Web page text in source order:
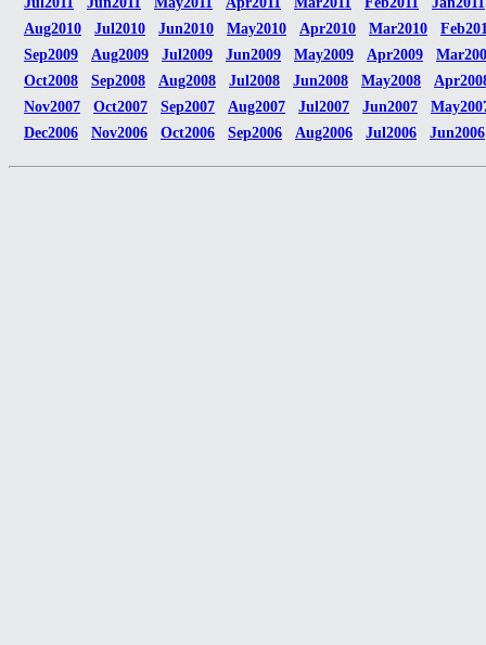
Aug2010
Jul2010 Jun2010 May2010 Apr2010 Mar2010
Sep2009
Aug2009 Jul2009 Jun2009 May2009 Apr2009
Oct2008
Sep2008 Aug2008 Jul2008 Jun2008 May2008
Nov2007
Oct2007 Sep2007 Aug2007 Jul2007 Jun2007
Dec2006
Nov2006 Oct2006 Sep2006 Aug2006 Jul2006 Jun2006